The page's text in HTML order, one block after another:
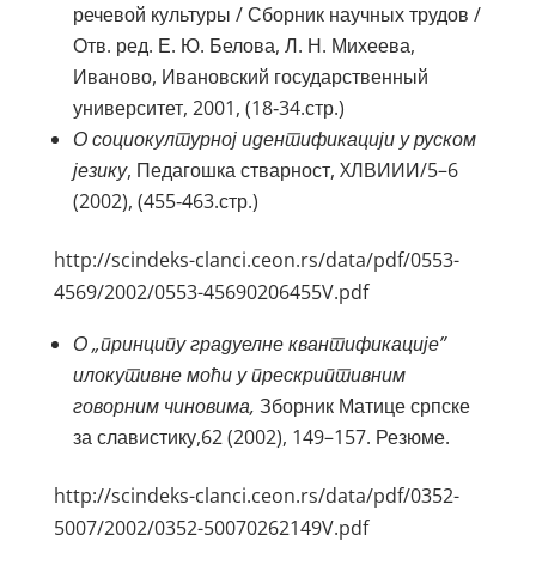
речевой культуры / Сборник научных трудов /
Отв. ред. Е. Ю. Белова, Л. Н. Михеева,
Иваново, Ивановский государственный
университет, 2001, (18‑34.стр.)
О социокултурној идентификацији у руском
језику, Педагошка стварност, XЛВИИИ/5–6
(2002), (455‑463.стр.)
http://scindeks-clanci.ceon.rs/data/pdf/0553-
4569/2002/0553-45690206455V.pdf
О„принципу градуелне квантификације”
илокутивне моћи у прескриптивним
говорним чиновима, Зборник Матице српске
за славистику,62 (2002), 149–157. Резюме.
http://scindeks-clanci.ceon.rs/data/pdf/0352-
5007/2002/0352-50070262149V.pdf